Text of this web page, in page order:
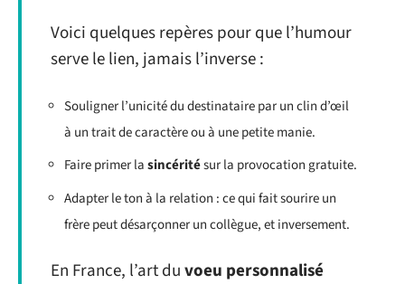
Voici quelques repères pour que l’humour
serve le lien, jamais l’inverse :
Souligner l’unicité du destinataire par un clin d’œil
à un trait de caractère ou à une petite manie.
Faire primer lasincéritésur la provocation gratuite.
Adapter le ton à la relation : ce qui fait sourire un
frère peut désarçonner un collègue, et inversement.
En France, l’art duvoeu personnalisé